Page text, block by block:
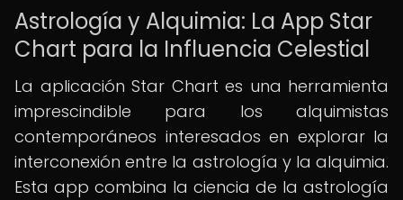
Astrología y Alquimia: La App Star
Chart para la Influencia Celestial
La aplicación Star Chart es una herramienta
imprescindible para los alquimistas
contemporáneos interesados en explorar la
interconexión entre la astrología y la alquimia.
Esta app combina la ciencia de la astrología